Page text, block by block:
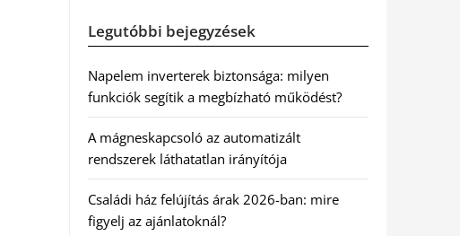
Legutóbbi bejegyzések
Napelem inverterek biztonsága: milyen
funkciók segítik a megbízható működést?
A mágneskapcsoló az automatizált
rendszerek láthatatlan irányítója
Családi ház felújítás árak 2026-ban: mire
figyelj az ajánlatoknál?